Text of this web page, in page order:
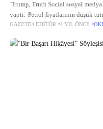
Trump, Truth Social sosyal
yaptı. Petrol fiyatlarının düşük
Düşmanın ekmeğine yağ
GAZETE4 EDITÖR 1 YIL ÖNCE